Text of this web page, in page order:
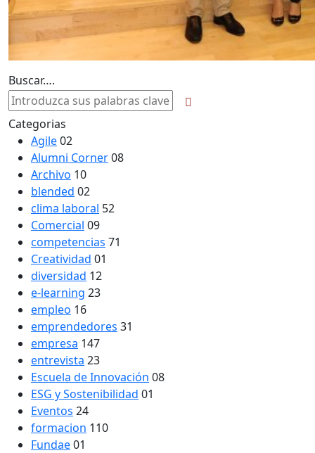
Buscar….
Categorias
Agile02
Alumni Corner08
Archivo 10
blended 02
clima laboral 52
Comercial 09
competencias 71
Creatividad 01
diversidad 12
e-learning 23
empleo 16
emprendedores 31
empresa 147
entrevista 23
Escuela de Innovación 08
ESG y Sostenibilidad 01
Eventos 24
formacion 110
Fundae01